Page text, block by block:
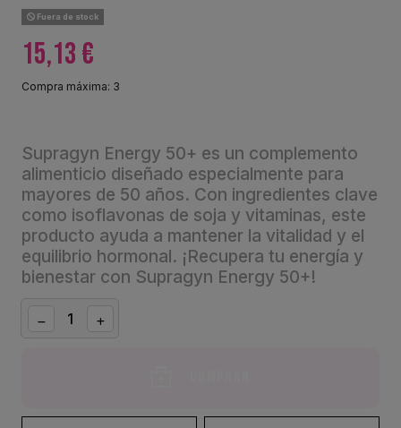
Fuera de stock
15,13 €
Compra máxima: 3
Supragyn Energy 50+ es un complemento
alimenticio diseñado especialmente para
mayores de 50 años. Con ingredientes clave
como isoflavonas de soja y vitaminas, este
producto ayuda a mantener la vitalidad y el
equilibrio hormonal. ¡Recupera tu energía y
bienestar con Supragyn Energy 50+!